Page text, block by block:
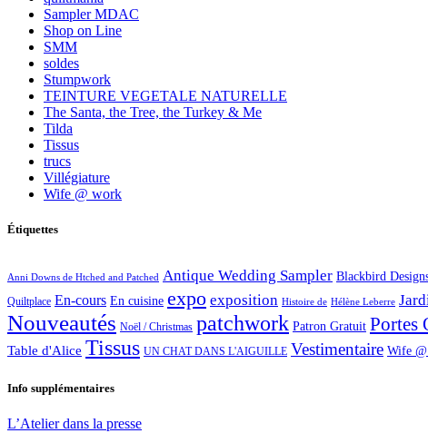
Sampler MDAC
Shop on Line
SMM
soldes
Stumpwork
TEINTURE VEGETALE NATURELLE
The Santa, the Tree, the Turkey & Me
Tilda
Tissus
trucs
Villégiature
Wife @ work
Étiquettes
Anni Downs de Htched and Patched Antique Wedding Sampler Blackbird
Quiltplace En-cours En cuisine expo exposition Histoire de Hélène Leberre
Nouveautés Noël / Christmas patchwork Patron Gratuit Portes
Table d'Alice Tissus UN CHAT DANS L'AIGUILLE Vestimentaire Wife
Info supplémentaires
L’Atelier dans la presse